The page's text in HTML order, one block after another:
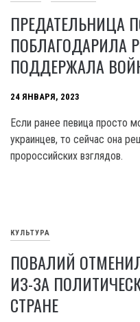
ПРЕДАТЕЛЬНИЦА
ПОБЛАГОДАРИЛА
ПОДДЕРЖАЛА
24 ЯНВАРЯ, 2023
Если ранее певица просто
украинцев, то сейчас она
пророссийских взглядов.
КУЛЬТУРА
ПОВАЛИЙ
ИЗ-ЗА
СТРАНЕ